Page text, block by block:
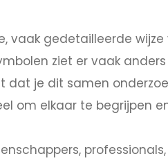
gedetailleerde
ziet er vaak
je dit samen
om elkaar te begrijpen